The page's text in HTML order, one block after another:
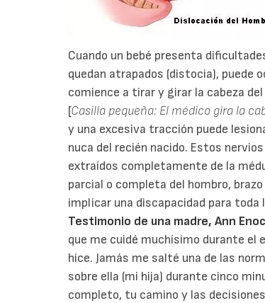
Cuando un bebé presenta
quedan atrapados (distocia), puede
comience a tirar y girar la cabeza
[Casilla pequeña: El médico gira la
y una excesiva tracción puede
nuca del recién nacido. Estos
extraídos completamente de la
parcial o completa del hombro,
implicar una discapacidad para
Testimonio de una madre, Ann
que me cuidé muchísimo durante el
hice. Jamás me salté una de las
sobre ella (mi hija) durante cinco
completo, tu camino y las